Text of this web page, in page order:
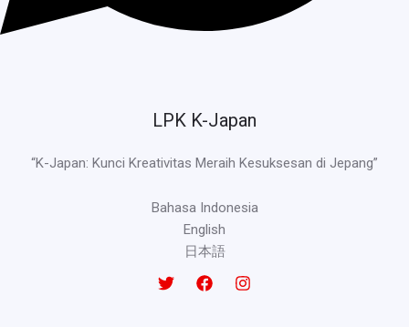
LPK K-Japan
“K-Japan: Kunci Kreativitas Meraih Kesuksesan di Jepang”
Bahasa Indonesia
English
日本語